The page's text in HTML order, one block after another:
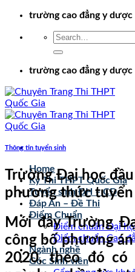
Chuyểntrường cao đẳng y dược
trường cao đẳng y dược
Home
Kỳ Thi THPT Quốc Gia
Tuyển sinh ĐH – CĐ
Đáp Án – Đề Thi
Điểm Chuẩn
Điểm chuẩn Đại
Điểm chuẩn Cao
Ngành nghề
Góc Sinh viên
Thông tin tuyển sinh
Trường Đại học
phương thức tuyển
Mới đây Trường
công bố phương
2020, theo đó có